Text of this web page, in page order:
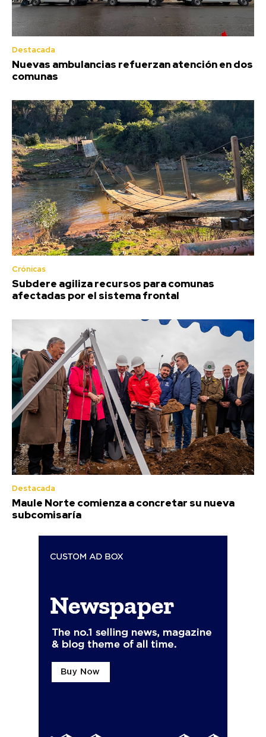
Destacada
Nuevas ambulancias refuerzan atención en dos
comunas
Crónicas
Subdere agiliza recursos para comunas
afectadas por el sistema frontal
Destacada
Maule Norte comienza a concretar su nueva
subcomisaría